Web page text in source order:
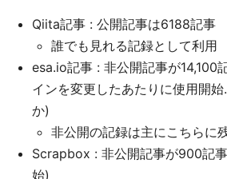
Qiita記事 : 公開記事は6188記事
誰でも見れる記録として利用
esa.io記事 : 非公開記事が14,100
インを変更したあたりに使用開始.
か)
非公開の記録は主にこちらに
Scrapbox : 非公開記事が900記
始)